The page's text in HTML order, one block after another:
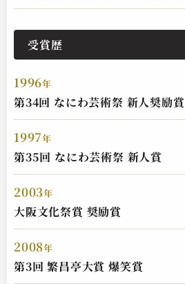
受賞歴
1996年
第34回 なにわ芸術祭 新人奨励賞
1997年
第35回 なにわ芸術祭 新人賞
2003年
大阪文化祭賞 奨励賞
2008年
第3回 繁昌亭大賞 爆笑賞